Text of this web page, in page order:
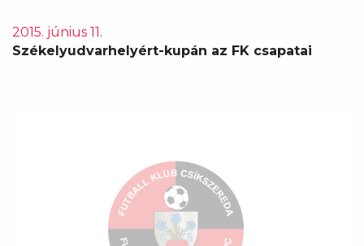
2015. június 11.
Székelyudvarhelyért-kupán az FK csapatai